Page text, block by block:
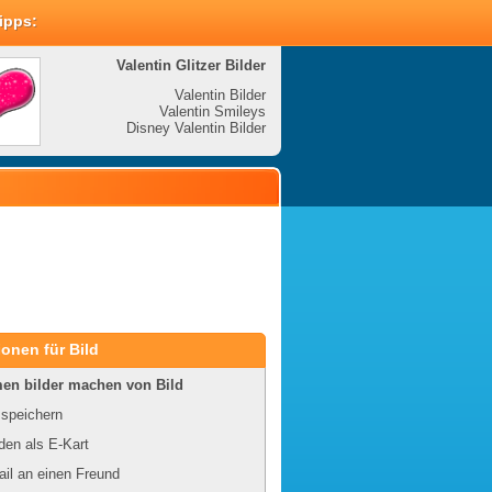
Valentin Glitzer Bilder
Valentin Bilder
Valentin Smileys
Disney Valentin Bilder
für Bild
bilder machen von Bild
als E-Kart
an einen Freund